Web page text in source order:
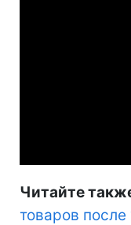
Читайте
товаров